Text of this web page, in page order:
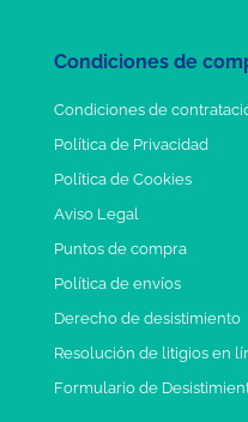
Condiciones de
Condiciones de
Política de Privacidad
Política de Cookies
Aviso Legal
Puntos de compra
Política de envíos
Derecho de desistimiento
Resolución de litigios en
Formulario de